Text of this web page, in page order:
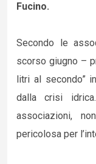
Fucino.
Secondo le
scorso giugno –
litri al secondo”
dalla crisi
associazioni,
pericolosa per